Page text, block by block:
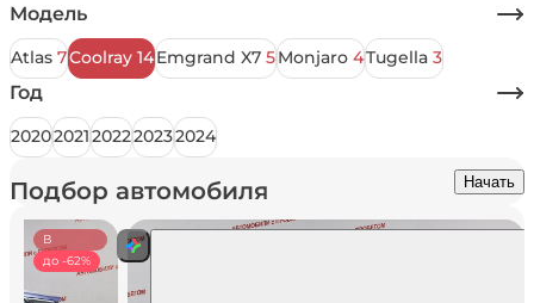
Подбор автомобиля Начать
Модель
Atlas 7Coolray 14Emgrand X7 5Monjaro 4Tugella 3
Год
20202021202220232024
В
наличии
до -62%